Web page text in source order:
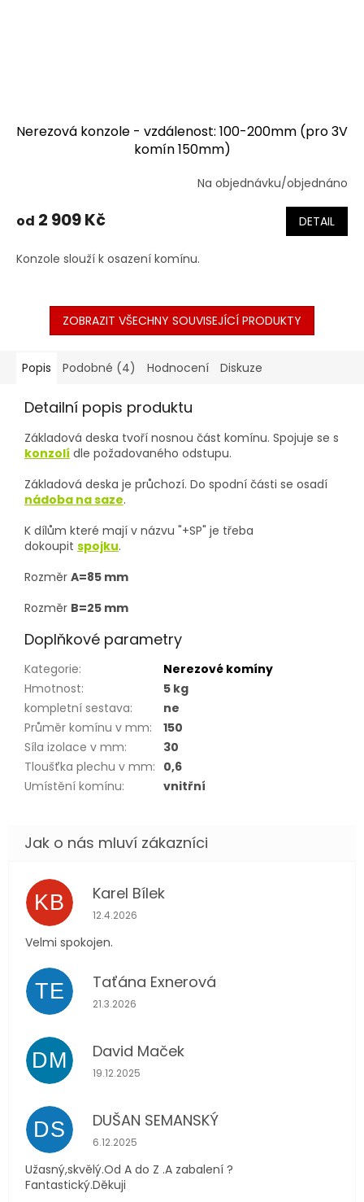
Nerezová konzole - vzdálenost: 100-200mm (pro 3V
komín 150mm)
Na objednávku/objednáno
od 2 909 Kč DETAIL
Konzole slouží k osazení komínu.
ZOBRAZIT VŠECHNY SOUVISEJÍCÍ PRODUKTY
Popis Podobné (4) Hodnocení Diskuze
Detailní popis produktu
Základová deska tvoří nosnou část komínu. Spojuje se s
konzolí dle požadovaného odstupu.
Základová deska je průchozí. Do spodní části se osadí
nádoba na saze.
K dílům které mají v názvu "+SP" je třeba
dokoupit spojku.
Rozměr A=85 mm
Rozměr B=25 mm
Doplňkové parametry
Kategorie:
Nerezové komíny
Hmotnost:
5 kg
kompletní sestava:
ne
Průměr komínu v mm:
150
Síla izolace v mm:
30
Tloušťka plechu v mm: 0,6
Umístění komínu: vnitřní
KB Karel Bílek
Hodnocení obchodu je 5 z 5 hvězdiček.
12.4.2026
Velmi spokojen.
TE Taťána Exnerová
Hodnocení obchodu je 5 z 5 hvězdiček.
21.3.2026
DM David Maček
Hodnocení obchodu je 5 z 5 hvězdiček.
19.12.2025
DS DUŠAN SEMANSKÝ
Hodnocení obchodu je 5 z 5 hvězdiček.
6.12.2025
Užasný,skvělý.Od A do Z .A zabalení ?
Fantastický.Děkuji